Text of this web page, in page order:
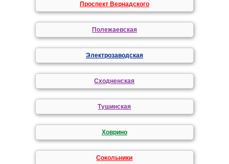
Проспект Вернадского
Полежаевская
Электрозаводская
Сходненская
Тушинская
Ховрино
Сокольники